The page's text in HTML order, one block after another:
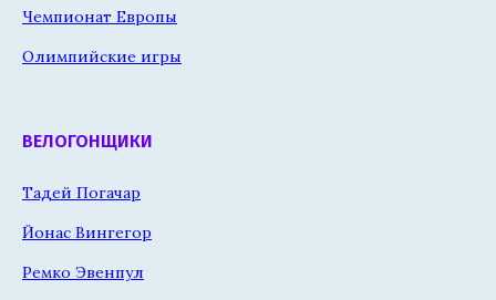
Чемпионат Европы
Олимпийские игры
ВЕЛОГОНЩИКИ
Тадей Погачар
Йонас Вингегор
Ремко Эвенпул